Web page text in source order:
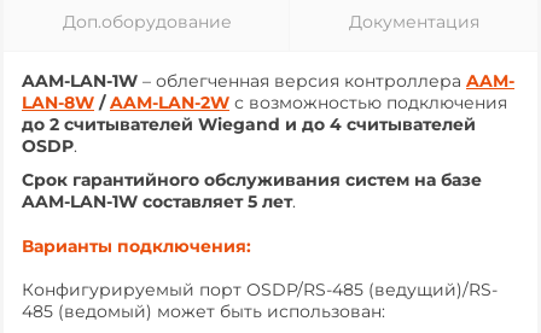
Доп.оборудование Документация
AAM-LAN-1W – облегченная версия контроллера AAM-
LAN-8W /AAM-LAN-2W с возможностью подключения
до 2 считывателей Wiegand и до 4 считывателей
OSDP.
Срок гарантийного обслуживания систем на базе
AAM-LAN-1W составляет 5 лет.
Варианты подключения:
Конфигурируемый порт OSDP/RS-485 (ведущий)/RS-
485 (ведомый) может быть использован: